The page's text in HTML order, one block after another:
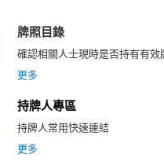
牌照目錄
確認相關人士現時是否持有有
更多
持牌人專區
持牌人常用快速連結
更多